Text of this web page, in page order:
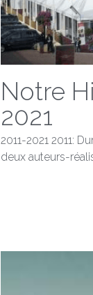
Notre
2021
2011-2021 2011:
deux auteurs-